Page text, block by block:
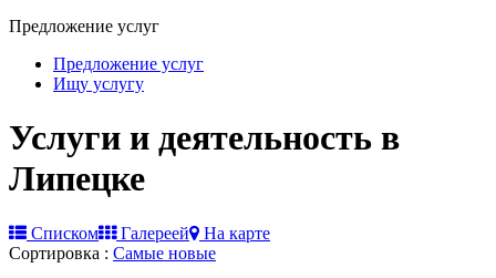
Предложение услуг
Предложение услуг
Ищу услугу
Услуги и деятельность в
Липецке
Списком Галереей
На карте
Сортировка : Самые новые